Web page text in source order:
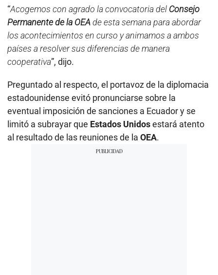
“Acogemos con agrado la convocatoria del Consejo
Permanente de la OEAde esta semana para abordar
los acontecimientos en curso y animamos a ambos
países a resolver sus diferencias de manera
cooperativa”, dijo.
Preguntado al respecto, el portavoz de la diplomacia
estadounidense evitó pronunciarse sobre la
eventual imposición de sanciones a Ecuador y se
limitó a subrayar que Estados Unidosestará atento
al resultado de las reuniones de la OEA.